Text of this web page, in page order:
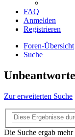
FAQ
Anmelden
Registrieren
Foren-Übersicht
Suche
Zur erweiterten Suche
Die Suche ergab